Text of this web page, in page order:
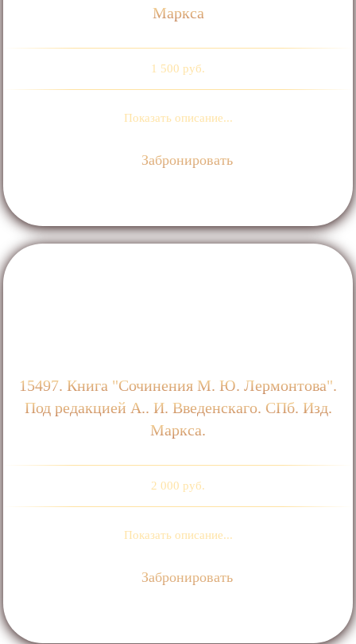
Маркса
1 500 руб.
Показать описание...
Забронировать
15497. Книга "Сочинения М. Ю. Лермонтова".
Под редакцией А.. И. Введенскаго. СПб. Изд.
Маркса.
2 000 руб.
Показать описание...
Забронировать